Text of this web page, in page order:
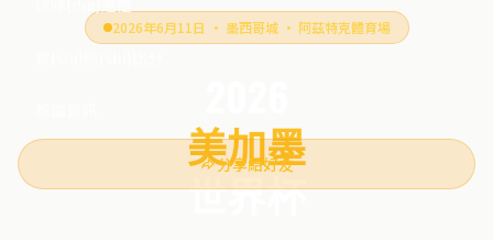
分享給好友
2026年6月11日 · 墨西哥城 · 阿茲特克體育場
美加墨
世界杯